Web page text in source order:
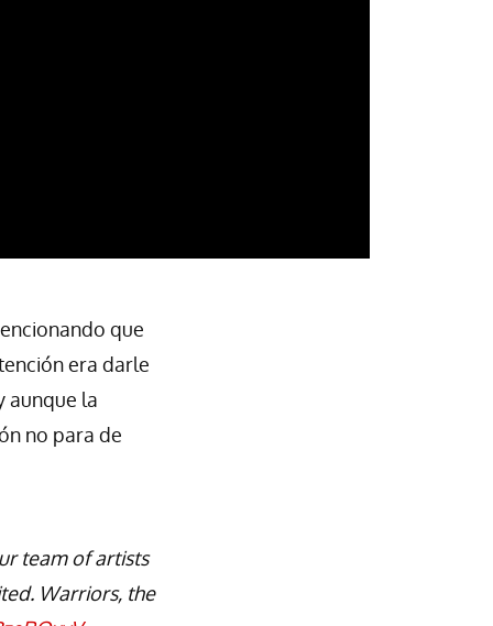
que
era darle
aunque la
no para de
team of artists
Warriors, the